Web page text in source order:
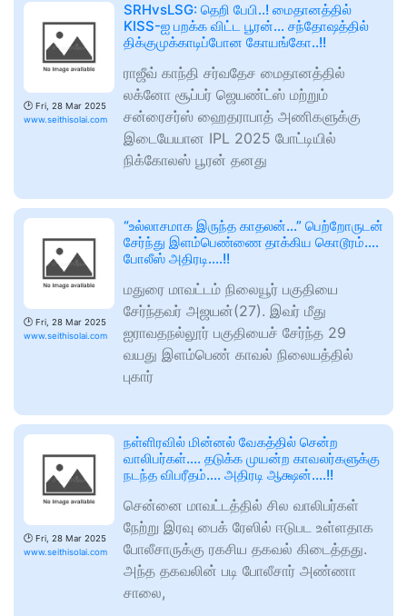
🕑 Fri, 28 Mar 2025
www.seithisolai.com
SRHvsLSG: தெறி பேபி..! மைதானத்தில்
KISS-ஐ பறக்க விட்ட பூரன்… சந்தோஷத்தில்
திக்குமுக்காடிப்போன கோயங்கோ..!!
ராஜீவ் காந்தி சர்வதேச மைதானத்தில்
லக்னோ சூப்பர் ஜெயண்ட்ஸ் மற்றும்
சன்ரைசர்ஸ் ஹைதராபாத் அணிகளுக்கு
இடையேயான IPL 2025 போட்டியில்
நிக்கோலஸ் பூரன் தனது
🕑 Fri, 28 Mar 2025
www.seithisolai.com
“உல்லாசமாக இருந்த காதலன்…” பெற்றோருடன்
சேர்ந்து இளம்பெண்ணை தாக்கிய கொடூரம்….
போலீஸ் அதிரடி….!!
மதுரை மாவட்டம் நிலையூர் பகுதியை
சேர்ந்தவர் அஜயன்(27). இவர் மீது
ஐராவதநல்லூர் பகுதியைச் சேர்ந்த 29
வயது இளம்பெண் காவல் நிலையத்தில்
புகார்
🕑 Fri, 28 Mar 2025
www.seithisolai.com
நள்ளிரவில் மின்னல் வேகத்தில் சென்ற
வாலிபர்கள்…. தடுக்க முயன்ற காவலர்களுக்கு
நடந்த விபரீதம்…. அதிரடி ஆக்ஷன்….!!
சென்னை மாவட்டத்தில் சில வாலிபர்கள்
நேற்று இரவு பைக் ரேஸில் ஈடுபட உள்ளதாக
போலீசாருக்கு ரகசிய தகவல் கிடைத்தது.
அந்த தகவலின் படி போலீசார் அண்ணா
சாலை,